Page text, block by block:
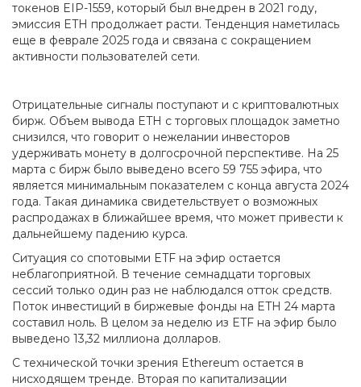
токенов EIP-1559, который был внедрен в 2021 году,
эмиссия ETH продолжает расти. Тенденция наметилась
еще в феврале 2025 года и связана с сокращением
активности пользователей сети.
Отрицательные сигналы поступают и с криптовалютных
бирж. Объем вывода ETH с торговых площадок заметно
снизился, что говорит о нежелании инвесторов
удерживать монету в долгосрочной перспективе. На 25
марта с бирж было выведено всего 59 755 эфира, что
является минимальным показателем с конца августа 2024
года. Такая динамика свидетельствует о возможных
распродажах в ближайшее время, что может привести к
дальнейшему падению курса.
Ситуация со спотовыми ETF на эфир остается
неблагоприятной. В течение семнадцати торговых
сессий только один раз не наблюдался отток средств.
Поток инвестиций в биржевые фонды на ETH 24 марта
составил ноль. В целом за неделю из ETF на эфир было
выведено 13,32 миллиона долларов.
С технической точки зрения Ethereum остается в
нисходящем тренде. Вторая по капитализации